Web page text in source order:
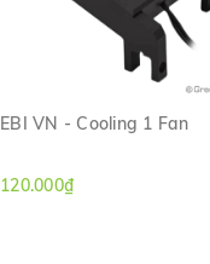
EBI VN - Cooling 1 Fan
120.000₫